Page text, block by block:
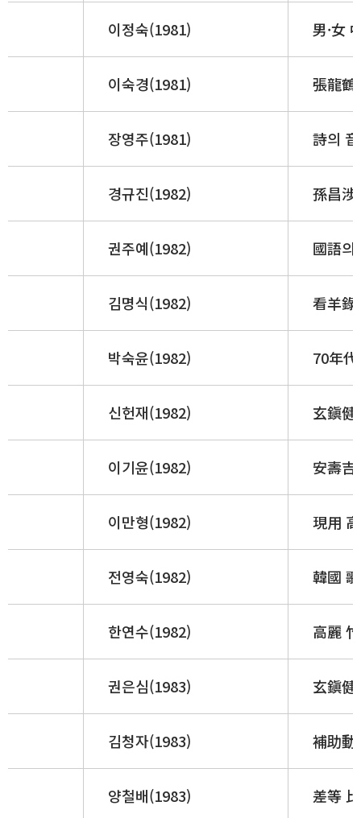
이정숙(1981) 男·女
이숙경(1981) 張龍鶴
장영주(1981) 詩의
경규진(1982) 孫昌涉
권주예(1982) 國語의
김명식(1982) 看羊錄
박숙윤(1982) 70年
신헌재(1982) 玄鎭健
이기윤(1982) 安壽
이만형(1982) 現用
전영숙(1982) 韓國
한연수(1982) 高麗
권은심(1983) 玄鎭健
김청자(1983) 補助動
양철배(1983) 差等